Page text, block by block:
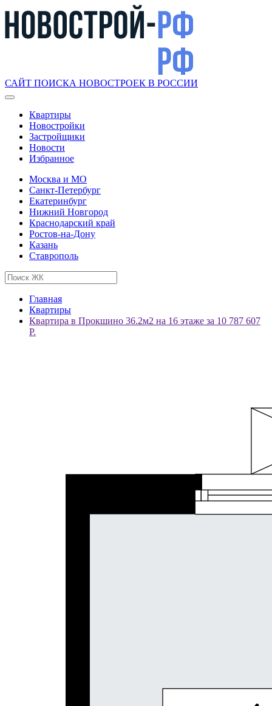
САЙТ ПОИСКА НОВОСТРОЕК В РОССИИ
Квартиры
Новостройки
Застройщики
Новости
Избранное
Москва и МО
Санкт-Петербург
Екатеринбург
Нижний Новгород
Краснодарский край
Ростов-на-Дону
Казань
Ставрополь
Главная
Квартиры
Квартира в Прокшино 36.2м2 на 16 этаже за 10 787 607
Р.